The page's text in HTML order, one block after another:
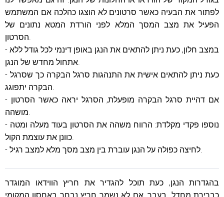
לפתור את הבעיה כאשר סרטונים לא הוצגו כהלכה אם המשתמש
הפעיל את מצב המסך המלא לפני הורדת המטא נתונים של
הסרטון.
- במצב חלון, כעת ניתן להתאים את הנגן באופן דינמי לכל גודל ללא
אתחול מחדש של הנגן.
- כעת ניתן להתאים אישית את התנהגות סרגל הבקרה כך שסרגל
הבקרה יתפוגג.
- אם דהיית סרגל הבקרה מופעלת, הסרגל יראה כאשר הסרטון
מושהה.
- נוספו פקדי מקלדת: הרווח משהה את הסרטון בעוד מעלה ומטה
כוונן את עוצמת הקול.
- לחיצה כפולה על הנגן עוברת בין מצב מסך מלא למצב רגיל.
בהגדרות הנגן, כעת תוכל להגדיר את חריץ הווידאו המוגדר